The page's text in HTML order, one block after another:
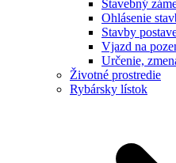
Stavebný
Ohlásenie
Stavby
Vjazd na
Určenie,
Životné prostredie
Rybársky lístok